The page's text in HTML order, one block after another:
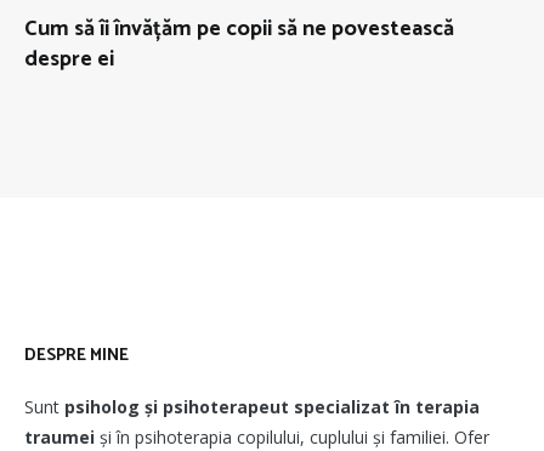
Cum să îi învățăm pe copii să ne povestească
despre ei
DESPRE MINE
Sunt psiholog și psihoterapeut specializat în terapia
traumei și în psihoterapia copilului, cuplului și familiei. Ofer